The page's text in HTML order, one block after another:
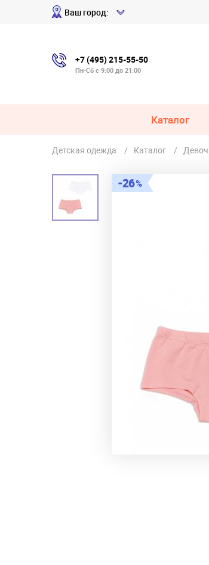
Ваш город:
+7 (495) 215-55-50
Пн-Сб с 9:00 до 21:00
Каталог
Детская одежда Каталог
26